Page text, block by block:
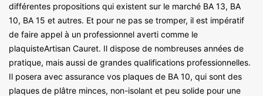
différentes propositions qui existent sur le marché BA 13, BA
10, BA 15 et autres. Et pour ne pas se tromper, il est impératif
de faire appel à un professionnel averti comme le
plaquisteArtisan Cauret. Il dispose de nombreuses années de
pratique, mais aussi de grandes qualifications professionnelles.
Il posera avec assurance vos plaques de BA 10, qui sont des
plaques de plâtre minces, non-isolant et peu solide pour une